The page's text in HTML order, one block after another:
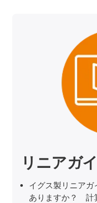
リニアガ
イグス製リニア
ありますか？ 計